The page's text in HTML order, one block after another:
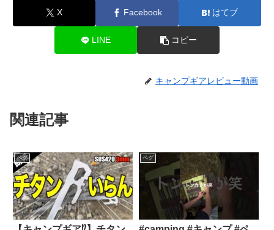
X Facebook はてブ
LINE コピー
キャンプギアレビュー動画
関連記事
ペグ ペグ